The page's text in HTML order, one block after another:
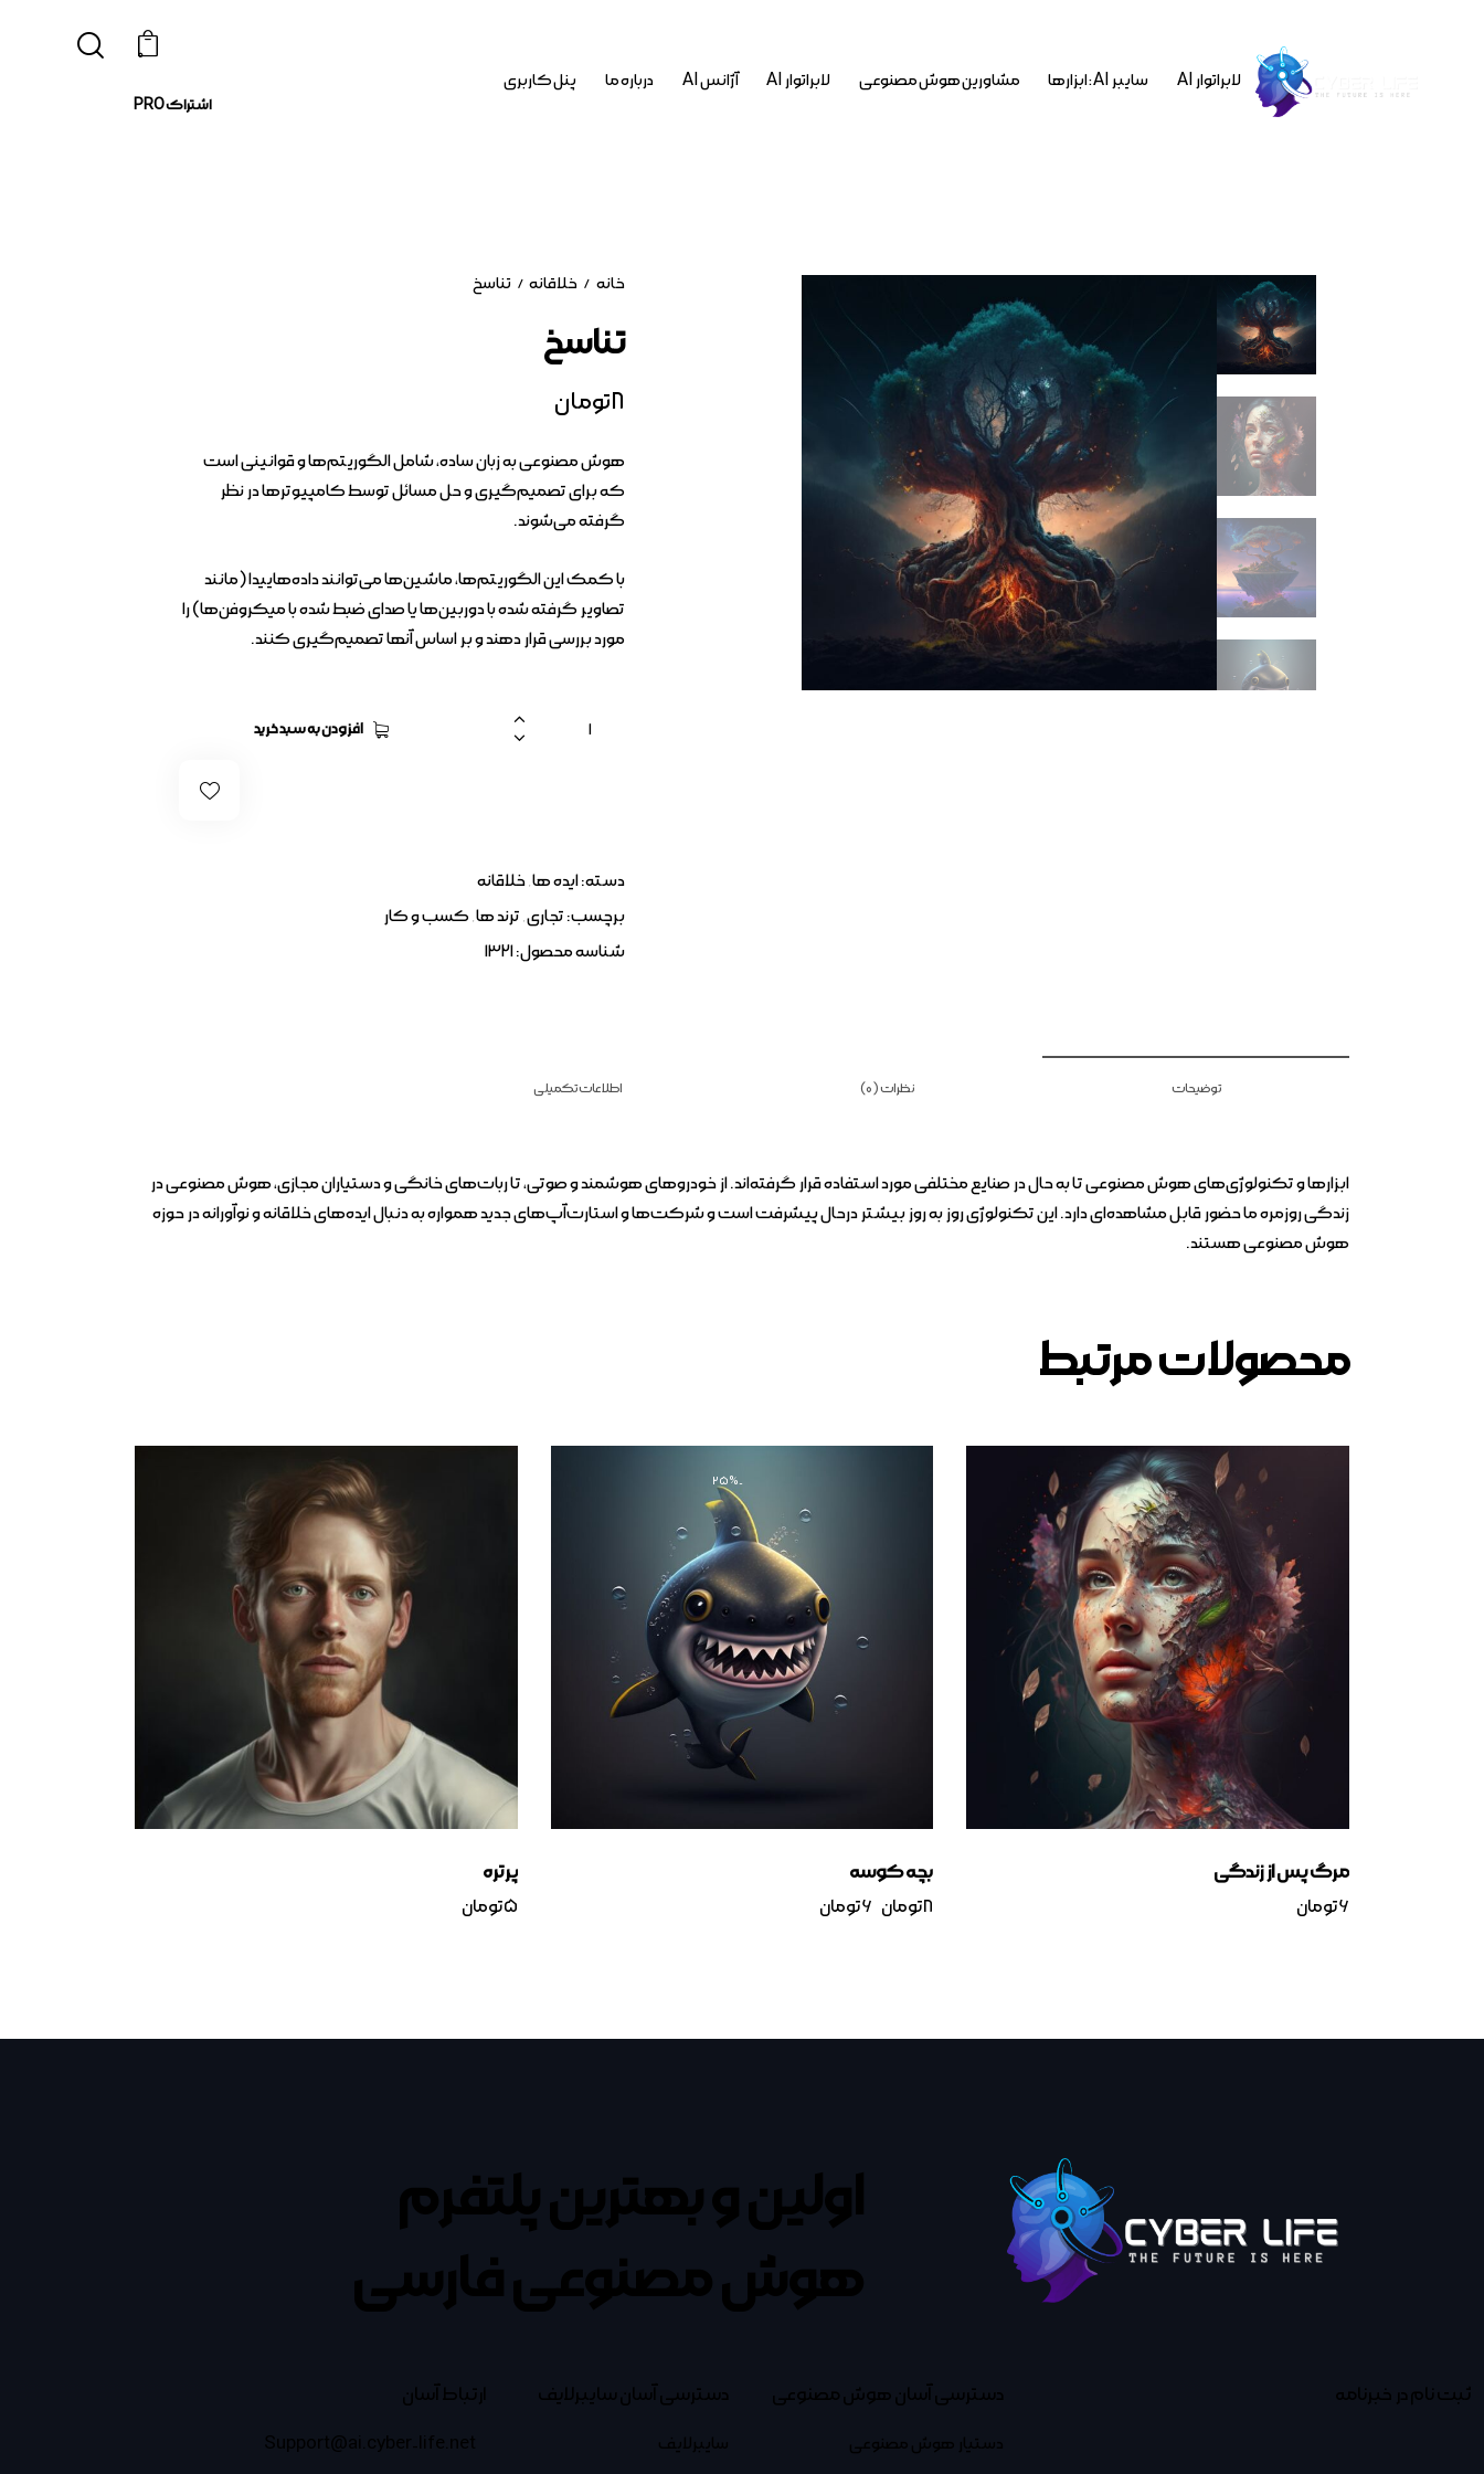
لابراتوار AI سایبر AI : ابزارها مشاورین هوش مصنوعی لابراتوار AI آژانس AI درباره ما پنل کاربری
0
اشتراک PRO
خانه خلاقانه تناسخ
تناسخ
۸تومان
هوش مصنوعی به زبان ساده، شامل الگوریتم‌ها و قوانینی است
که برای تصمیم‌گیری و حل مسائل توسط کامپیوترها در نظر
گرفته می‌شوند.
با کمک این الگوریتم‌ها، ماشین‌ها می‌توانند داده‌هاییدا (مانند
تصاویر گرفته شده با دوربین‌ها یا صدای ضبط شده با میکروفن‌ها) را
مورد بررسی قرار دهند و بر اساس آنها تصمیم‌گیری کنند.
افزودن به سبد خرید
دسته:ایده ها,خلاقانه
برچسب: تجاری, ترند ها, کسب و کار
شناسه محصول:1321
توضیحات نظرات (0) اطلاعات تکمیلی
ابزارها و تکنولوژی‌های هوش مصنوعی تا به حال در صنایع مختلفی مورد استفاده قرار گرفته‌اند. از خودروهای هوشمند و صوتی، تا ربات‌های خانگی و دستیاران مجازی، هوش مصنوعی در
زندگی روزمره ما حضور قابل مشاهده‌ای دارد. این تکنولوژی روز به روز بیشتر درحال پیشرفت است و شرکت‌ها و استارت‌آپ‌های جدید همواره به دنبال ایده‌های خلاقانه و نوآورانه در حوزه
هوش مصنوعی هستند.
محصولات مرتبط
مرگ پس از زندگی
۶تومان
-25%
بچه کوسه
۸تومان ۶تومان
پرتره
۵تومان
اولین و بهترین پلتفرم
هوش مصنوعی فارسی
ثبت نام در خبرنامه دسترسی آسان هوش مصنوعی
دستیار هوش مصنوعی
دسترسی آسان سایبرلایف
سایبرلایف
ارتباط آسان
Support@ai.cyber-life.net